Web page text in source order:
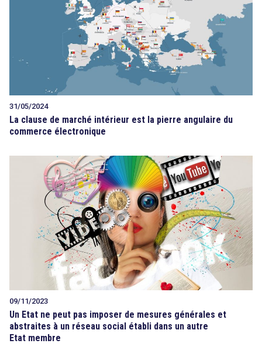
31/05/2024
La clause de marché intérieur est la pierre angulaire du
commerce électronique
09/11/2023
Un Etat ne peut pas imposer de mesures générales et
abstraites à un réseau social établi dans un autre
Etat membre